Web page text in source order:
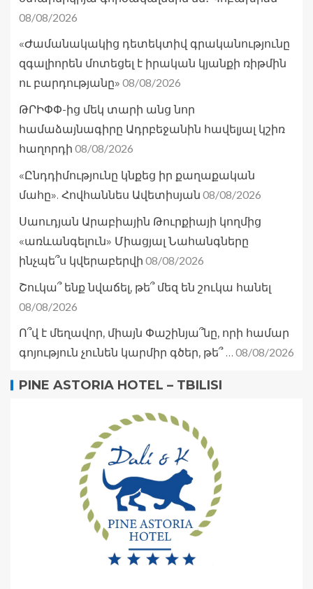
08/08/2026
«Ժամանակակից դետեկտիվ գրականությունը
զգալիորեն մոտեցել է իրական կյանքի ռիթմին
ու բարդությանը» 08/08/2026
ԹՐԻՓՓ-ից մեկ տարի անց նոր
համաձայնագիրը Ադրբեջանին հավելյալ կշիռ
հաղորդի 08/08/2026
«Ընդդիմությունը կնքեց իր քաղաքական
մահը». Հովհաննես Ավետիսյան 08/08/2026
Սաուդյան Արաբիային Թուրքիայի կողմից
«առևանգելուն» Միացյալ Նահանգները
ինչպե՞ս կվերաբերվի 08/08/2026
Շուկա՞ ենք նվաճել, թե՞ մեզ են շուկա հանել
08/08/2026
Ո՞վ է մեղավոր, միայն Փաշինյա՞նը, որի համար
գոյություն չունեն կարմիր գծեր, թե՞ … 08/08/2026
PINE ASTORIA HOTEL – TBILISI